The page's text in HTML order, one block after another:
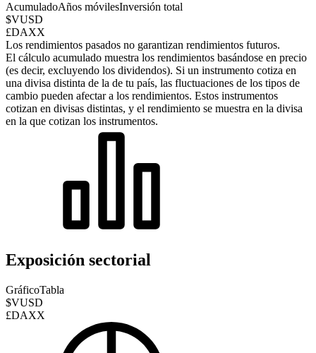
AcumuladoAños móvilesInversión total
$VUSD
£DAXX
Los rendimientos pasados no garantizan rendimientos futuros.
El cálculo acumulado muestra los rendimientos basándose en precio
(es decir, excluyendo los dividendos). Si un instrumento cotiza en
una divisa distinta de la de tu país, las fluctuaciones de los tipos de
cambio pueden afectar a los rendimientos. Estos instrumentos
cotizan en divisas distintas, y el rendimiento se muestra en la divisa
en la que cotizan los instrumentos.
Exposición sectorial
GráficoTabla
$VUSD
£DAXX